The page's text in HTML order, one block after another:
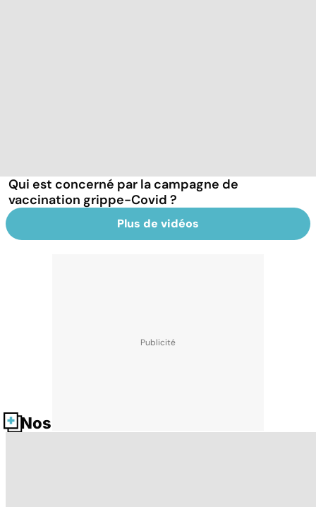
Qui est concerné par la campagne de
vaccination grippe-Covid ?
Plus de vidéos
Nos fiches santé